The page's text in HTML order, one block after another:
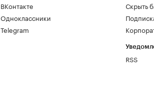
ВКонтакте
Одноклассники
Telegram
Скрыть
RSS